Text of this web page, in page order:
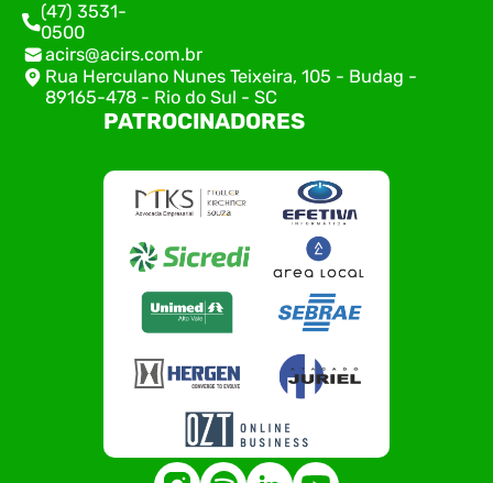
(47) 3531-
0500
acirs@acirs.com.br
Rua Herculano Nunes Teixeira, 105 - Budag -
89165-478 - Rio do Sul - SC
PATROCINADORES